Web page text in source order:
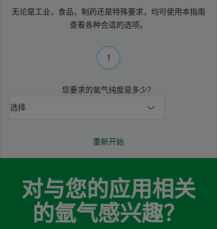
无论是工业，食品，制药还是特殊要求，均可使用本指南
查看各种合适的选项。
1
您要求的氩气纯度是多少？
重新开始
对与您的应用相关
的氩气感兴趣？